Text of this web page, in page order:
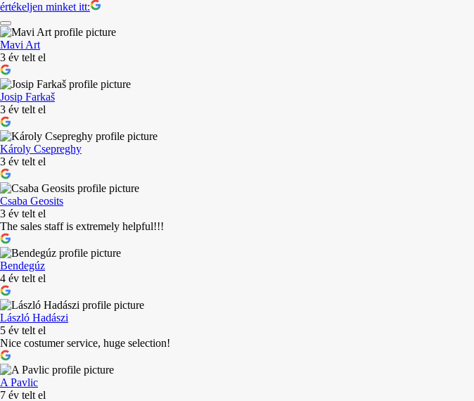
értékeljen minket itt:
Mavi Art
3 év telt el
Josip Farkaš
3 év telt el
Károly Csepreghy
3 év telt el
Csaba Geosits
3 év telt el
The sales staff is extremely helpful!!!
Bendegúz
4 év telt el
László Hadászi
5 év telt el
Nice costumer service, huge selection!
A Pavlic
7 év telt el